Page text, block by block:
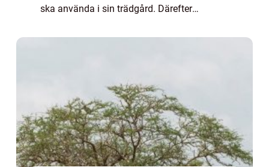
ska använda i sin trädgård. Därefter
och hackor för att förbereda jorden för p...